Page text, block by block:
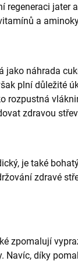
regeneraci jater
a
jako náhrada
plní důležité
rozpustná
zdravou
je také
zdravé
zpomalují
Navíc, díky